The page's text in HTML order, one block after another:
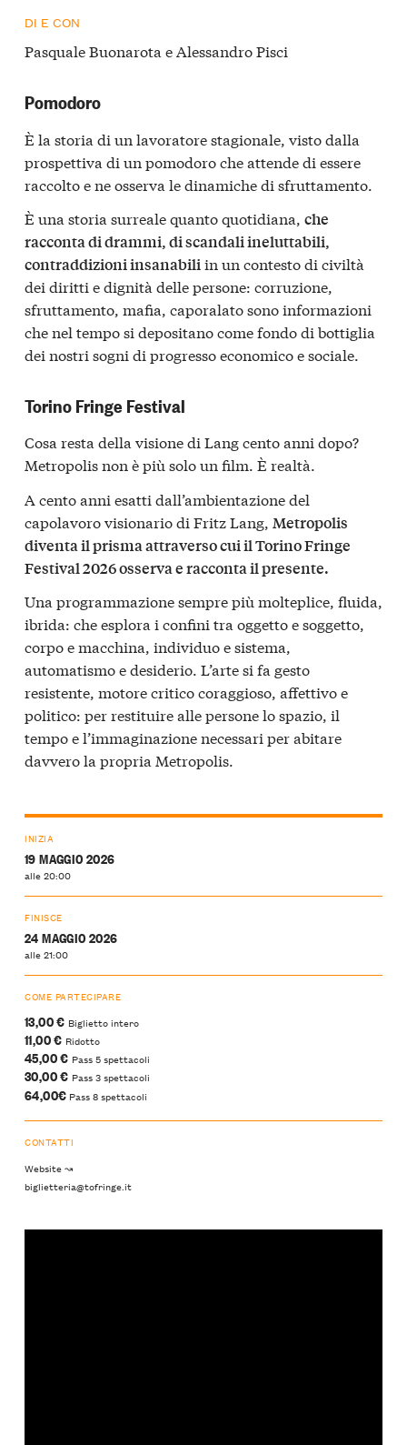
DI E CON
Pasquale Buonarota e Alessandro Pisci
Pomodoro
È la storia di un lavoratore stagionale, visto dalla
prospettiva di un pomodoro che attende di essere
raccolto e ne osserva le dinamiche di sfruttamento.
È una storia surreale quanto quotidiana, che
racconta di drammi, di scandali ineluttabili,
contraddizioni insanabiliin un contesto di civiltà
dei diritti e dignità delle persone: corruzione,
sfruttamento, mafia, caporalato sono informazioni
che nel tempo si depositano come fondo di bottiglia
dei nostri sogni di progresso economico e sociale.
Torino Fringe Festival
Cosa resta della visione di Lang cento anni dopo?
Metropolis non è più solo un film. È realtà.
A cento anni esatti dall’ambientazione del
capolavoro visionario di Fritz Lang, Metropolis
diventa il prisma attraverso cui il Torino Fringe
Festival 2026 osserva e racconta il presente.
Una programmazione sempre più molteplice, fluida,
ibrida: che esplora i confini tra oggetto e soggetto,
corpo e macchina, individuo e sistema,
automatismo e desiderio. L’arte si fa gesto
resistente, motore critico coraggioso, affettivo e
politico: per restituire alle persone lo spazio, il
tempo e l’immaginazione necessari per abitare
davvero la propria Metropolis.
INIZIA
19 MAGGIO 2026
alle 20:00
FINISCE
24 MAGGIO 2026
alle 21:00
COME PARTECIPARE
13,00 € Biglietto intero
11,00 € Ridotto
45,00 € Pass 5 spettacoli
30,00 € Pass 3 spettacoli
64,00€ Pass 8 spettacoli
CONTATTI
Website ↝
biglietteria@tofringe.it